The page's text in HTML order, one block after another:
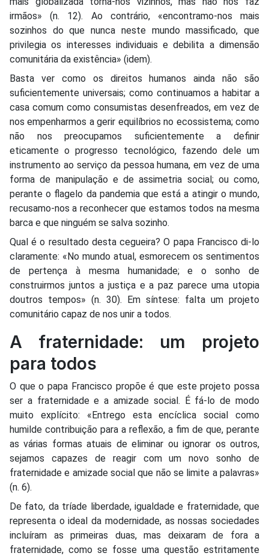
irmãos» (n. 12). Ao contrário, «encontramo-nos mais
sozinhos do que nunca neste mundo massificado, que
privilegia os interesses individuais e debilita a dimensão
comunitária da existência» (idem).
Basta ver como os direitos humanos ainda não são
suficientemente universais; como continuamos a habitar a
casa comum como consumistas desenfreados, em vez de
nos empenharmos a gerir equilíbrios no ecossistema; como
não nos preocupamos suficientemente a definir
eticamente o progresso tecnológico, fazendo dele um
instrumento ao serviço da pessoa humana, em vez de uma
forma de manipulação e de assimetria social; ou como,
perante o flagelo da pandemia que está a atingir o mundo,
recusamo-nos a reconhecer que estamos todos na mesma
barca e que ninguém se salva sozinho.
Qual é o resultado desta cegueira? O papa Francisco di-lo
claramente: «No mundo atual, esmorecem os sentimentos
de pertença à mesma humanidade; e o sonho de
construirmos juntos a justiça e a paz parece uma utopia
doutros tempos» (n. 30). Em síntese: falta um projeto
comunitário capaz de nos unir a todos.
A fraternidade: um projeto
para todos
O que o papa Francisco propõe é que este projeto possa
ser a fraternidade e a amizade social. É fá-lo de modo
muito explícito: «Entrego esta encíclica social como
humilde contribuição para a reflexão, a fim de que, perante
as várias formas atuais de eliminar ou ignorar os outros,
sejamos capazes de reagir com um novo sonho de
fraternidade e amizade social que não se limite a palavras»
(n. 6).
De fato, da tríade liberdade, igualdade e fraternidade, que
representa o ideal da modernidade, as nossas sociedades
incluíram as primeiras duas, mas deixaram de fora a
fraternidade, como se fosse uma questão estritamente